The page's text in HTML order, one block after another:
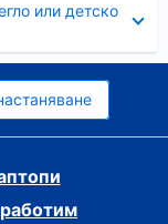
или детско